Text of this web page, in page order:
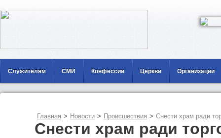
Служителям СМИ Конфессии Церкви Организации
Главная > Новости > Происшествия > Снести храм ради
Снести храм ради